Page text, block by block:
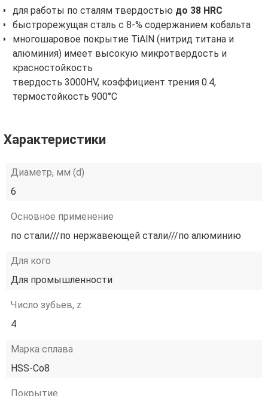
для работы по сталям твердостью до 38 HRC
быстрорежущая сталь с 8-% содержанием кобальта
многошаровое покрытие TiAlN (нитрид титана и
алюминия) имеет высокую микротвердость и
красностойкость
твердость 3000HV, коэффициент трения 0.4,
термостойкость 900°C
Характеристики
Диаметр, мм (d)
6
Основное применение
по стали///по нержавеющей стали///по алюминию
Для кого
Для промышленности
Число зубьев, z
4
Марка сплава
HSS-Co8
Покрытие